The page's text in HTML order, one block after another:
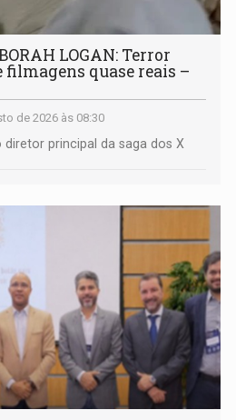
LOGAN: Terror
quase reais –
de 2026 às 08:30
principal da saga dos X